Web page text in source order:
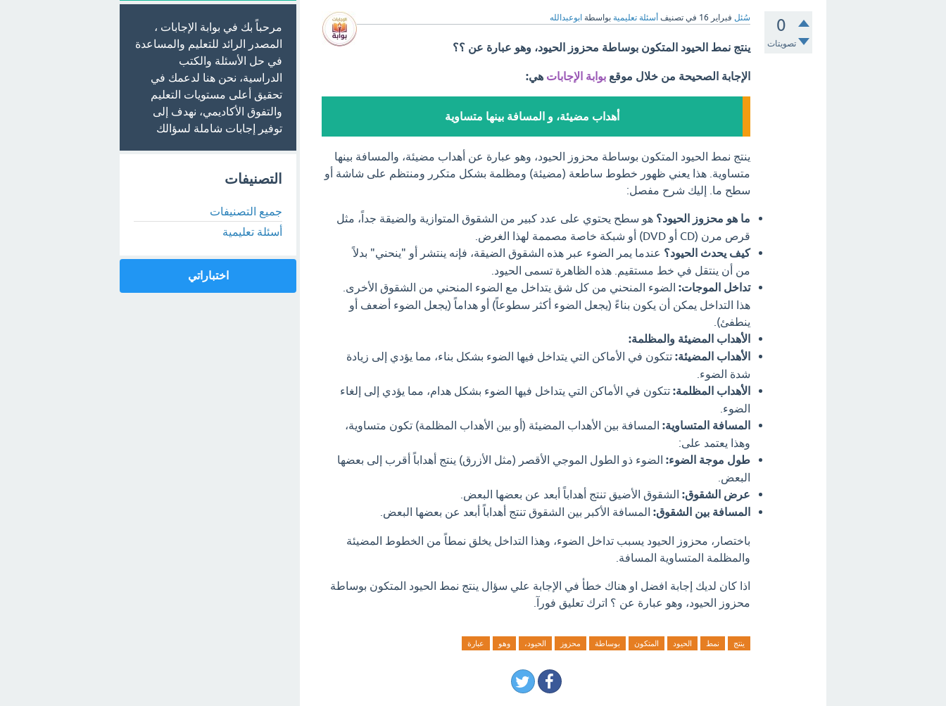
0
تصويتات
سُئل فبراير 16 في تصنيف أسئلة تعليمية بواسطة ابوعبدالله
ينتج نمط الحيود المتكون بوساطة محزوز الحيود، وهو عبارة عن ؟؟
الإجابة الصحيحة من خلال موقع بوابة الإجابات هي:
أهداب مضيئة، و المسافة بينها متساوية
ينتج نمط الحيود المتكون بوساطة محزوز الحيود، وهو عبارة عن أهداب مضيئة، والمسافة بينها
متساوية. هذا يعني ظهور خطوط ساطعة (مضيئة) ومظلمة بشكل متكرر ومنتظم على شاشة أو
سطح ما. إليك شرح مفصل:
ما هو محزوز الحيود؟ هو سطح يحتوي على عدد كبير من الشقوق المتوازية والضيقة جداً، مثل
قرص مرن (CD أو DVD) أو شبكة خاصة مصممة لهذا الغرض.
كيف يحدث الحيود؟ عندما يمر الضوء عبر هذه الشقوق الضيقة، فإنه ينتشر أو "ينحني" بدلاً
من أن ينتقل في خط مستقيم. هذه الظاهرة تسمى الحيود.
تداخل الموجات: الضوء المنحني من كل شق يتداخل مع الضوء المنحني من الشقوق الأخرى.
هذا التداخل يمكن أن يكون بناءً (يجعل الضوء أكثر سطوعاً) أو هداماً (يجعل الضوء أضعف أو
ينطفئ).
الأهداب المضيئة والمظلمة:
الأهداب المضيئة: تتكون في الأماكن التي يتداخل فيها الضوء بشكل بناء، مما يؤدي إلى زيادة
شدة الضوء.
الأهداب المظلمة: تتكون في الأماكن التي يتداخل فيها الضوء بشكل هدام، مما يؤدي إلى إلغاء
الضوء.
المسافة المتساوية: المسافة بين الأهداب المضيئة (أو بين الأهداب المظلمة) تكون متساوية،
وهذا يعتمد على:
طول موجة الضوء: الضوء ذو الطول الموجي الأقصر (مثل الأزرق) ينتج أهداباً أقرب إلى بعضها
البعض.
عرض الشقوق: الشقوق الأضيق تنتج أهداباً أبعد عن بعضها البعض.
المسافة بين الشقوق: المسافة الأكبر بين الشقوق تنتج أهداباً أبعد عن بعضها البعض.
باختصار، محزوز الحيود يسبب تداخل الضوء، وهذا التداخل يخلق نمطاً من الخطوط المضيئة
والمظلمة المتساوية المسافة.
اذا كان لديك إجابة افضل او هناك خطأ في الإجابة علي سؤال ينتج نمط الحيود المتكون بوساطة
محزوز الحيود، وهو عبارة عن ؟ اترك تعليق فورآ.
ينتج نمط الحيود المتكون بوساطة محزوز الحيود، وهو عبارة
مرحباً بك في بوابة الإجابات ،
المصدر الرائد للتعليم والمساعدة
في حل الأسئلة والكتب
الدراسية، نحن هنا لدعمك في
تحقيق أعلى مستويات التعليم
والتفوق الأكاديمي، نهدف إلى
توفير إجابات شاملة لسؤالك
التصنيفات
جميع التصنيفات
أسئلة تعليمية
اختباراتي